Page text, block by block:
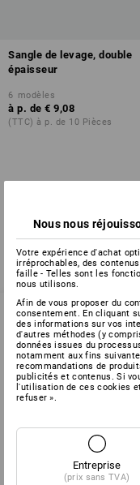
Sangle de levage, double
épaisseur
6 modèles
à p. de € 9,08
(TTC) à p. de 10 Pièces
SERVICE
ENTREPRISES
INFORMATION
Nous nous
Votre expérience d'achat
irréprochables, des
faille - Telles sont les
nous utilisons.
Afin de vous proposer du
consentement. En cliquant
des informations sur vos
d'autres méthodes (y
données issues du
notamment aux fins
recommandations de
publicités et contenus. Si
l'utilisation de ces cookies
refuser ».
Entreprise
(prix sans TVA)